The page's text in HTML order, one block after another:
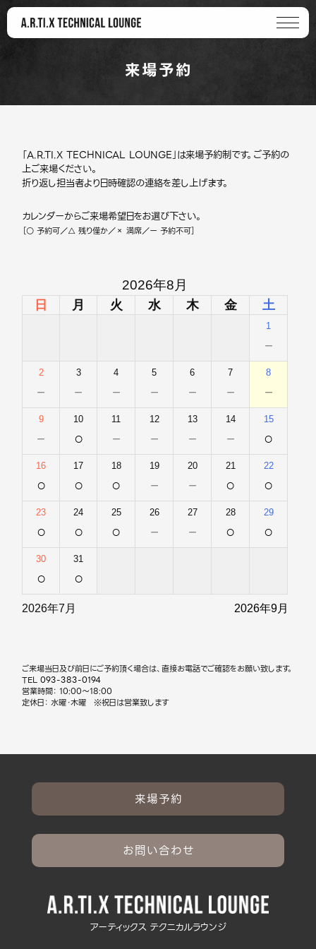
来場予約
「A.R.TI.X TECHNICAL LOUNGE」は来場予約制です。ご予約の
上ご来場ください。
折り返し担当者より日時確認の連絡を差し上げます。
カレンダーからご来場希望日をお選び下さい。
［○ 予約可／△ 残り僅か／× 満席／ー 予約不可］
2026年8月
日 月 火 水 木 金 土
1
－
2
－
3
－
4
－
5
－
6
－
7
－
8
－
9
－
10
○
11
－
12
－
13
－
14
－
15
○
16
○
17
○
18
○
19
－
20
－
21
○
22
○
23
○
24
○
25
○
26
－
27
－
28
○
29
○
30
○
31
○
2026年7月 2026年9月
ご来場当日及び前日にご予約頂く場合は、直接お電話でご確認をお願い致します。
TEL093-383-0194
営業時間： 10:00～18:00
定休日： 水曜・木曜 ※祝日は営業致します
来場予約
お問い合わせ
アーティックス テクニカルラウンジ